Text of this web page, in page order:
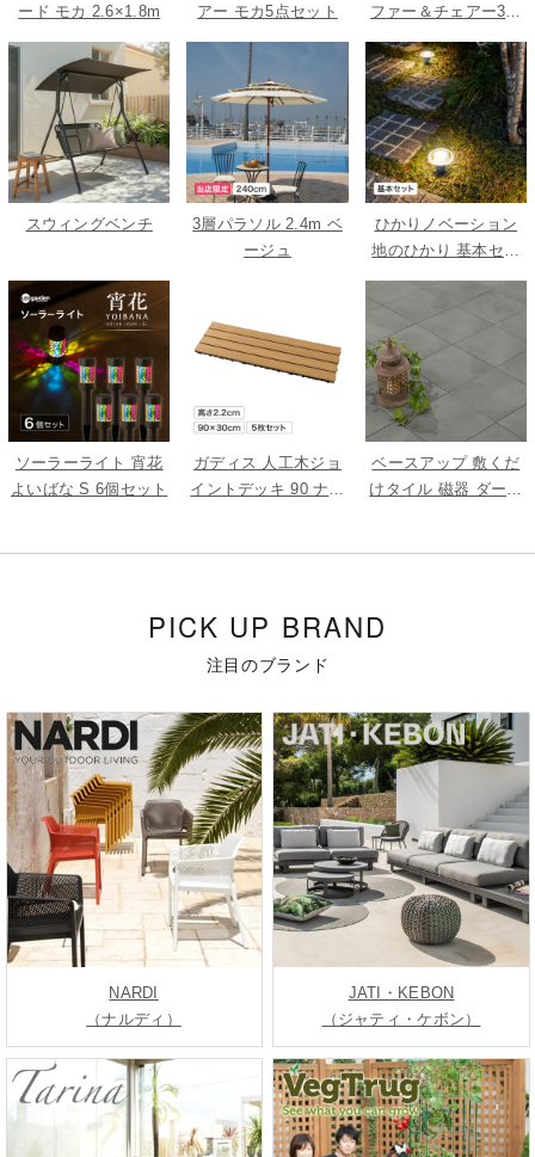
ード モカ 2.6×1.8m
アー モカ5点セット
ファー＆チェアー3点
スウィングベンチ
3層パラソル 2.4m ベ
ージュ
ひかりノベーション
地のひかり 基本セッ
ト
ソーラーライト 宵花
よいばな S 6個セット
ガディス 人工木ジョ
イントデッキ 90 ナチ
ベースアップ 敷くだ
けタイル 磁器 ダーク
PICK UP BRAND
注目のブランド
NARDI
（ナルディ）
JATI・KEBON
（ジャティ・ケボン）